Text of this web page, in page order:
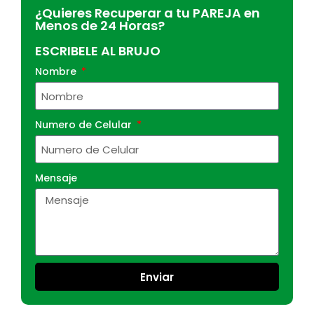
¿Quieres Recuperar a tu PAREJA en
Menos de 24 Horas?
ESCRIBELE AL BRUJO
Nombre
Numero de Celular
Mensaje
Enviar